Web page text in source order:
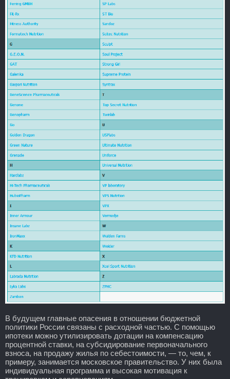
В будущем главные опасения в отношении бюджетной
политики России связаны с расходной частью. С помощью
ипотеки можно утилизировать дотации на компенсацию
процентной ставки, на субсидирование первоначального
взноса, на продажу жилья по себестоимости, — то, чем, к
примеру, занимается московское правительство. У них была
индивидуальная программа и высокая мотивация к